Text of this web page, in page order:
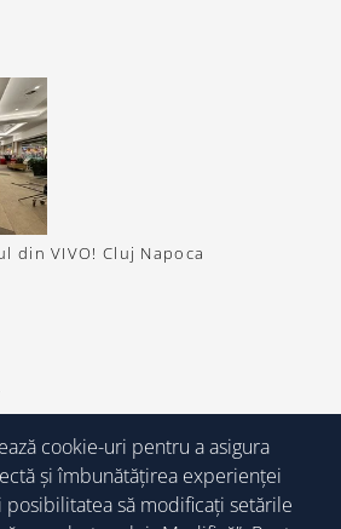
din VIVO! Cluj Napoca
cookie-uri pentru a asigura
și îmbunătățirea experienței
să modificați setările